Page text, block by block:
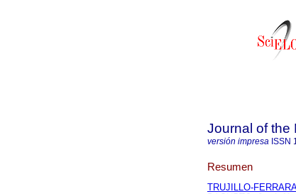
Journal of the
versión impresa ISSN
Resumen
TRUJILLO-